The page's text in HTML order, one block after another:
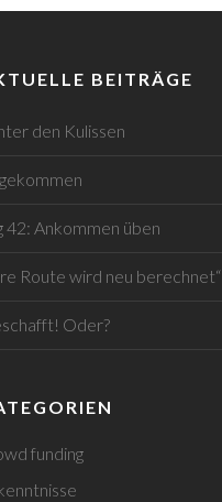
BEITRÄGE
den Kulissen
42: Ankommen üben
Route wird neu berechnet“
Oder?
funding